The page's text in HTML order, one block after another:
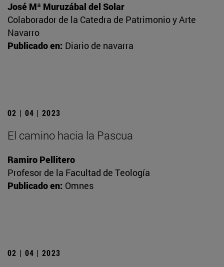
José Mª Muruzábal del Solar
Colaborador de la Catedra de Patrimonio y Arte
Navarro
Publicado en: Diario de navarra
02 | 04 | 2023
El camino hacia la Pascua
Ramiro Pellitero
Profesor de la Facultad de Teología
Publicado en: Omnes
02 | 04 | 2023